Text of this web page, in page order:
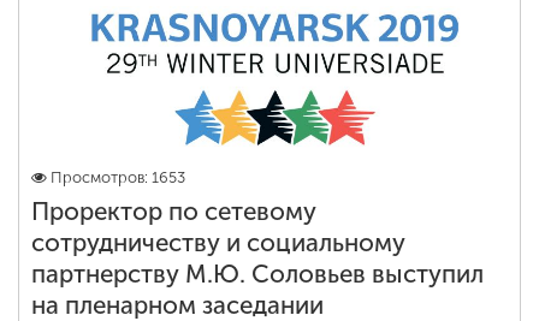
Просмотров: 1653
Проректор по сетевому
сотрудничеству и социальному
партнерству М.Ю. Соловьев выступил
на пленарном заседании